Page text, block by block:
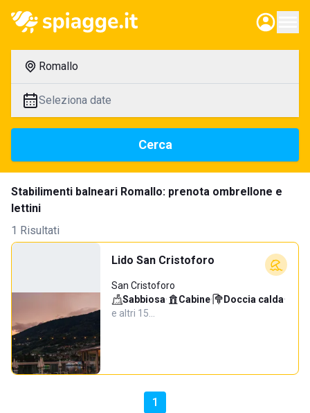
Romallo
Seleziona date
Cerca
Stabilimenti balneari Romallo: prenota ombrellone e
lettini
1 Risultati
Lido San Cristoforo
San Cristoforo
Sabbiosa· Cabine· Doccia calda·
e altri 15…
1